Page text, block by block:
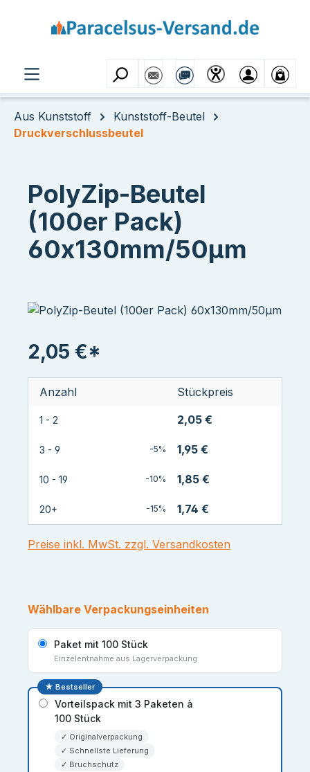
Aus Kunststoff
Kunststoff-Beutel
Druckverschlussbeutel
PolyZip-Beutel
(100er Pack)
60x130mm/50µm
2,05 €*
Anzahl Stückpreis
1 - 2 2,05 €
3 - 9 -5% 1,95 €
10 - 19 -10% 1,85 €
20+ -15% 1,74 €
Preise inkl. MwSt. zzgl. Versandkosten
Wählbare Verpackungseinheiten
Paket mit 100 Stück
Einzelentnahme aus Lagerverpackung
★ Bestseller
Vorteilspack mit 3 Paketen à
100 Stück
✓ Originalverpackung
✓ Schnellste Lieferung
✓ Bruchschutz